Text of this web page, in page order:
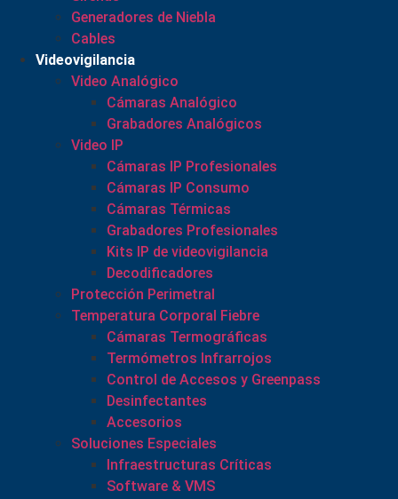
Generadores de Niebla
Cables
Videovigilancia
Video Analógico
Cámaras Analógico
Grabadores Analógicos
Video IP
Cámaras IP Profesionales
Cámaras IP Consumo
Cámaras Térmicas
Grabadores Profesionales
Kits IP de videovigilancia
Decodificadores
Protección Perimetral
Temperatura Corporal Fiebre
Cámaras Termográficas
Termómetros Infrarrojos
Control de Accesos y Greenpass
Desinfectantes
Accesorios
Soluciones Especiales
Infraestructuras Críticas
Software & VMS